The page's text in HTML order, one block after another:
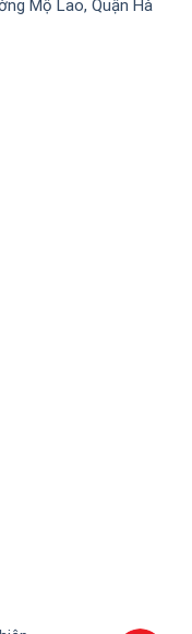
Mộ Lao, Quận Hà